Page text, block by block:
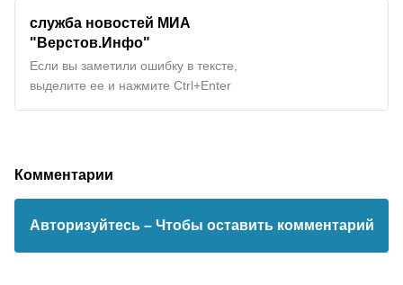
служба новостей МИА
"Верстов.Инфо"
Если вы заметили ошибку в тексте,
выделите ее и нажмите Ctrl+Enter
Комментарии
Авторизуйтесь – Чтобы оставить комментарий